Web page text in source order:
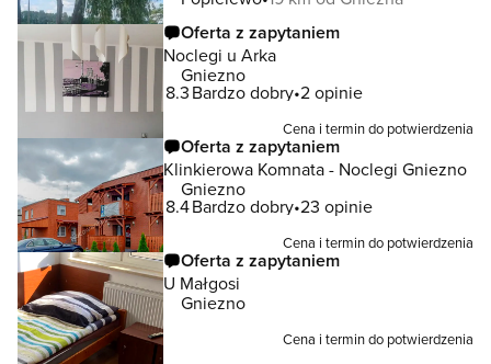
Oferta z zapytaniem
Noclegi u Arka
Gniezno
8.3Bardzo dobry 2 opinie
Cena i termin do potwierdzenia
Oferta z zapytaniem
Klinkierowa Komnata - Noclegi Gniezno
Gniezno
8.4Bardzo dobry 23 opinie
Cena i termin do potwierdzenia
Oferta z zapytaniem
U Małgosi
Gniezno
Cena i termin do potwierdzenia